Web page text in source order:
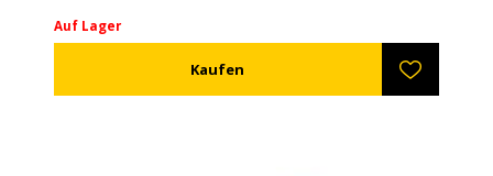
nozzle mounted on a reel. (Same or similar with the
photo)
Auf Lager